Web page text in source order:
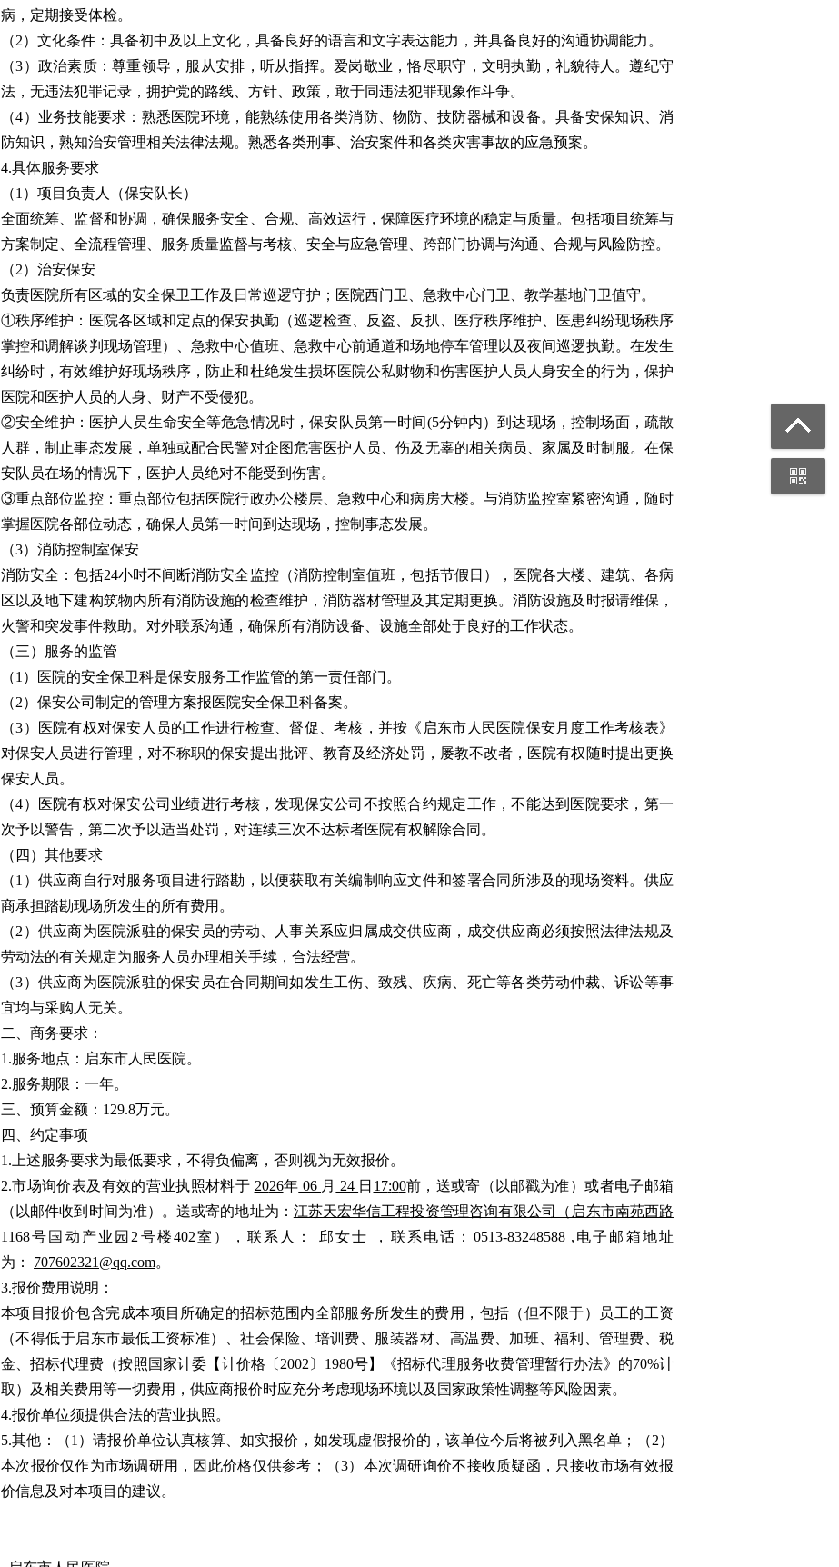
病，定期接受体检。
（2）文化条件：具备初中及以上文化，具备良好的语言和文字表达能力，并具备良好的沟通协调能力。
（3）政治素质：尊重领导，服从安排，听从指挥。爱岗敬业，恪尽职守，文明执勤，礼貌待人。遵纪守
法，无违法犯罪记录，拥护党的路线、方针、政策，敢于同违法犯罪现象作斗争。
（4）业务技能要求：熟悉医院环境，能熟练使用各类消防、物防、技防器械和设备。具备安保知识、消
防知识，熟知治安管理相关法律法规。熟悉各类刑事、治安案件和各类灾害事故的应急预案。
4.具体服务要求
（1）项目负责人（保安队长）
全面统筹、监督和协调，确保服务安全、合规、高效运行，保障医疗环境的稳定与质量。包括项目统筹与
方案制定、全流程管理、服务质量监督与考核、安全与应急管理、跨部门协调与沟通、合规与风险防控。
（2）治安保安
负责医院所有区域的安全保卫工作及日常巡逻守护；医院西门卫、急救中心门卫、教学基地门卫值守。
①秩序维护：医院各区域和定点的保安执勤（巡逻检查、反盗、反扒、医疗秩序维护、医患纠纷现场秩序
掌控和调解谈判现场管理）、急救中心值班、急救中心前通道和场地停车管理以及夜间巡逻执勤。在发生
纠纷时，有效维护好现场秩序，防止和杜绝发生损坏医院公私财物和伤害医护人员人身安全的行为，保护
医院和医护人员的人身、财产不受侵犯。
②安全维护：医护人员生命安全等危急情况时，保安队员第一时间(5分钟内）到达现场，控制场面，疏散
人群，制止事态发展，单独或配合民警对企图危害医护人员、伤及无辜的相关病员、家属及时制服。在保
安队员在场的情况下，医护人员绝对不能受到伤害。
③重点部位监控：重点部位包括医院行政办公楼层、急救中心和病房大楼。与消防监控室紧密沟通，随时
掌握医院各部位动态，确保人员第一时间到达现场，控制事态发展。
（3）消防控制室保安
消防安全：包括24小时不间断消防安全监控（消防控制室值班，包括节假日），医院各大楼、建筑、各病
区以及地下建构筑物内所有消防设施的检查维护，消防器材管理及其定期更换。消防设施及时报请维保，
火警和突发事件救助。对外联系沟通，确保所有消防设备、设施全部处于良好的工作状态。
（三）服务的监管
（1）医院的安全保卫科是保安服务工作监管的第一责任部门。
（2）保安公司制定的管理方案报医院安全保卫科备案。
（3）医院有权对保安人员的工作进行检查、督促、考核，并按《启东市人民医院保安月度工作考核表》
对保安人员进行管理，对不称职的保安提出批评、教育及经济处罚，屡教不改者，医院有权随时提出更换
保安人员。
（4）医院有权对保安公司业绩进行考核，发现保安公司不按照合约规定工作，不能达到医院要求，第一
次予以警告，第二次予以适当处罚，对连续三次不达标者医院有权解除合同。
（四）其他要求
（1）供应商自行对服务项目进行踏勘，以便获取有关编制响应文件和签署合同所涉及的现场资料。供应
商承担踏勘现场所发生的所有费用。
（2）供应商为医院派驻的保安员的劳动、人事关系应归属成交供应商，成交供应商必须按照法律法规及
劳动法的有关规定为服务人员办理相关手续，合法经营。
（3）供应商为医院派驻的保安员在合同期间如发生工伤、致残、疾病、死亡等各类劳动仲裁、诉讼等事
宜均与采购人无关。
二、 商务要求：
1.服务地点： 启东市人民医院。
2.服务期限： 一年。
三 、预算金额： 129.8万元。
四、约定事项
1.上述服务要求为最低要求，不得负偏离，否则视为无效报价。
2.市场询价表及有效的营业执照材料于 2026年 06 月 24 日 17:00前，送或寄（以邮戳为准）或者电子邮箱
（以邮件收到时间为准）。送或寄的地址为： 江苏天宏华信工程投资管理咨询有限公司（启东市南苑西路
1168号国动产业园2号楼402室）
，联系人： 邱女士 ，联系电话： 0513-83248588,电子邮箱地址
为： 707602321@qq.com。
3.报价费用说明：
本项目报价包含完成本项目所确定的招标范围内全部服务所发生的费用，包括（但不限于）员工的工资
（不得低于启东市最低工资标准）、社会保险、培训费、服装器材、高温费、加班、福利、管理费、税
金、招标代理费（按照国家计委【计价格〔2002〕1980号】《招标代理服务收费管理暂行办法》的70%计
取）及相关费用等一切费用，供应商报价时应充分考虑现场环境以及国家政策性调整等风险因素。
4.报价单位须提供合法的营业执照。
5.其他：（1）请报价单位认真核算、如实报价，如发现虚假报价的，该单位今后将被列入黑名单；（2）
本次报价仅作为市场调研用，因此价格仅供参考；（3）本次调研询价不接收质疑函，只接收市场有效报
价信息及对本项目的建议。